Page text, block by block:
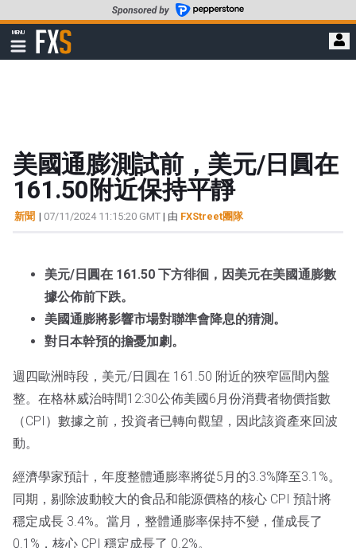
至
要
MENU
顯
示
FXStreet
美國通膨測試前，美元/日圓在
161.50附近保持平靜
新聞 | 07/11/2024 11:15:20 GMT | 由 FXStreet團隊
美元/日圓在 161.50 下方徘徊，因美元在美國通膨數
據公佈前下跌。
美國通膨將影響市場對聯準會降息的猜測。
對日本幹預的擔憂加劇。
週四歐洲時段，美元/日圓在 161.50 附近的狹窄區間內盤
整。在格林威治時間12:30公佈美國6月份消費者物價指數
（CPI）數據之前，投資者已轉向觀望，因此該資產來回波
動。
經濟學家預計，年度整體通膨率將從5月的3.3%降至3.1%。
同期，剔除波動較大的食品和能源價格的核心 CPI 預計將
穩定成長 3.4%。當月，整體通膨率保持不變，僅成長了
0.1%，核心 CPI 穩定成長了 0.2%。